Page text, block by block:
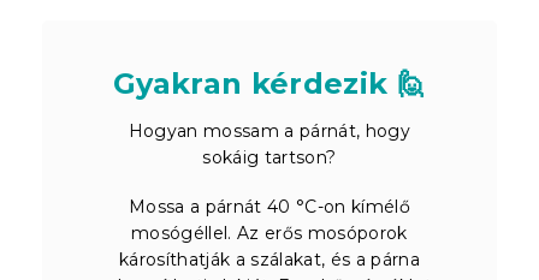
Gyakran kérdezik 🙋
Hogyan mossam a párnát, hogy
sokáig tartson?
Mossa a párnát 40 °C-on kímélő
mosógéllel. Az erős mosóporok
károsíthatják a szálakat, és a párna